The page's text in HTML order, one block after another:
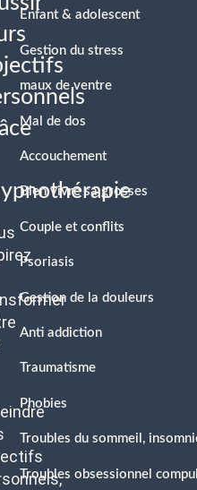
Enfant & adolescent
Gestion du stress
maux de ventre
Mal de dos
Accouchement
Bien vivre sa grosses
Couple et conflits
Psoriasis
Gestion de la douleurs
Anti addiction
Traumatisme
Phobies
Troubles du sommeil,
Troubles obsessionnel